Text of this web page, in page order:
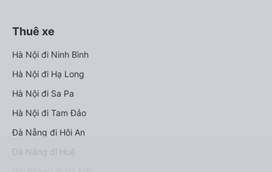
Thuê xe
Hà Nội đi Ninh Bình
Hà Nội đi Hạ Long
Hà Nội đi Sa Pa
Hà Nội đi Tam Đảo
Đà Nẵng đi Hội An
Đà Nẵng đi Huế